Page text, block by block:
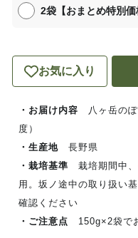
2袋【おまとめ特別価
お気に入り
・お届け内容 八ヶ岳のぽ
度）
・生産地長野県
・栽培基準 栽培期間中、
用。坂ノ途中の取り扱い
確認ください
・ご注意点 150g×2袋で